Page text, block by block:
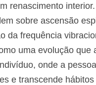
renascimento
sobre ascensão
da frequência
uma evolução que
onde a
e transcende